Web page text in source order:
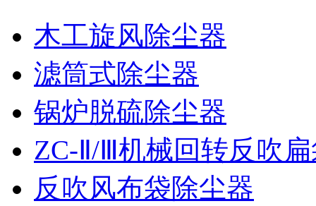
木工旋风除尘器
滤筒式除尘器
锅炉脱硫除尘器
ZC-Ⅱ/Ⅲ机械回转反吹
反吹风布袋除尘器